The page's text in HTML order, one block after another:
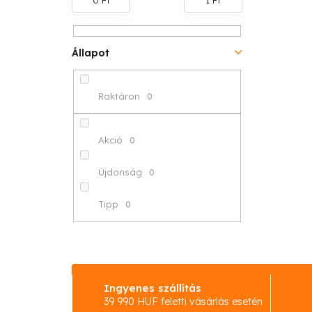
a
l
s
ó
p
a
e
l
Állapot
Raktáron 0
Akció 0
Újdonság 0
Tipp 0
Ingyenes szállítás
39 990 HUF feletti vásárlás esetén